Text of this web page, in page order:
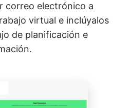
correo electrónico a
virtual e inclúyalos
de planificación e